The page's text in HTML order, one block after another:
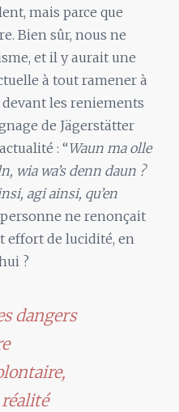
mais parce que
Bien sûr, nous ne
et il y aurait une
à tout ramener à
les reniements
de Jägerstätter
: “Waun ma olle
wia wa’s denn daun ?
agi ainsi, qu’en
personne ne renonçait
effort de lucidité, en
?
dangers